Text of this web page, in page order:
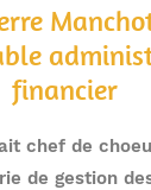
financier
chef de
de gestion